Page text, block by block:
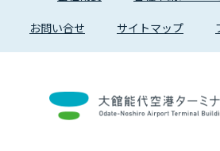
お問い合せ サイトマップ